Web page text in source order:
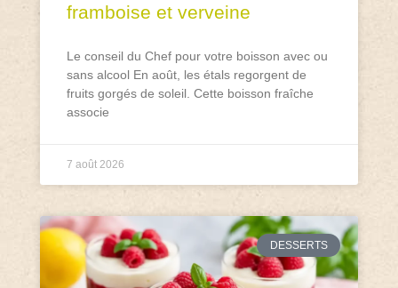
framboise et verveine
Le conseil du Chef pour votre boisson avec ou
sans alcool En août, les étals regorgent de
fruits gorgés de soleil. Cette boisson fraîche
associe
7 août 2026
DESSERTS